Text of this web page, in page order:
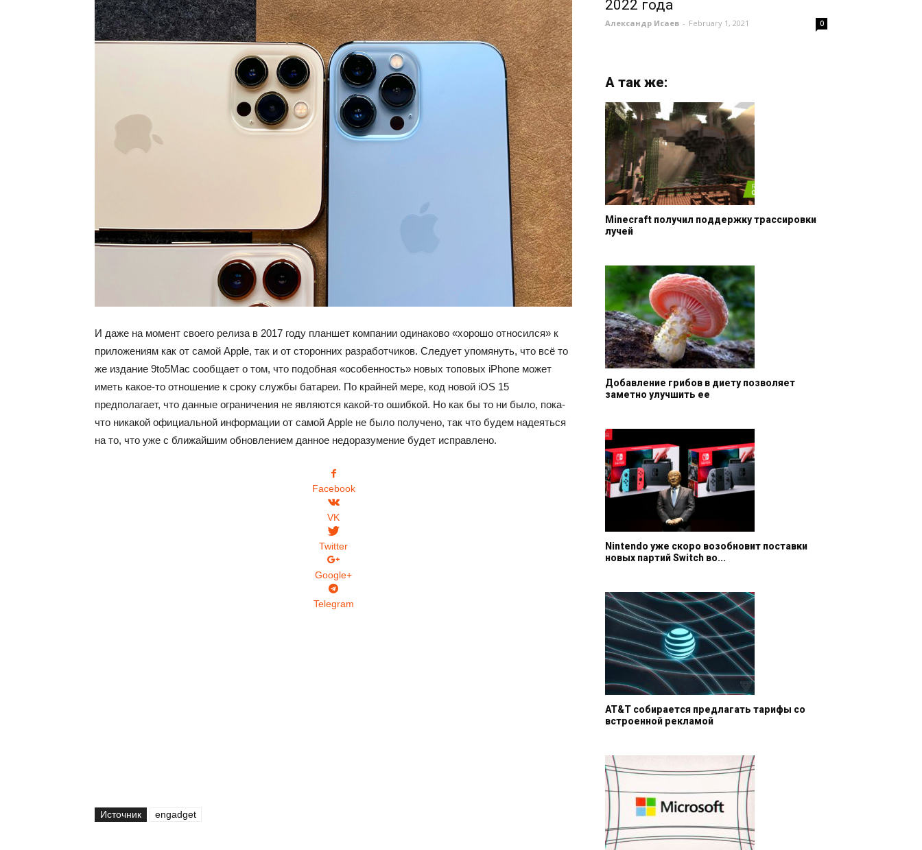
И даже на момент своего релиза в 2017 году планшет компании одинаково «хорошо относился» к
приложениям как от самой Apple, так и от сторонних разработчиков. Следует упомянуть, что всё то
же издание 9to5Mac сообщает о том, что подобная «особенность» новых топовых iPhone может
иметь какое-то отношение к сроку службы батареи. По крайней мере, код новой iOS 15
предполагает, что данные ограничения не являются какой-то ошибкой. Но как бы то ни было, пока-
что никакой официальной информации от самой Apple не было получено, так что будем надеяться
на то, что уже с ближайшим обновлением данное недоразумение будет исправлено.
Facebook
VK
Twitter
Google+
Telegram
Источник engadget
2022 года
Александр Исаев - February 1, 2021 0
А так же:
Minecraft получил поддержку трассировки
лучей
Добавление грибов в диету позволяет
заметно улучшить ее
Nintendo уже скоро возобновит поставки
новых партий Switch во...
AT&T собирается предлагать тарифы со
встроенной рекламой